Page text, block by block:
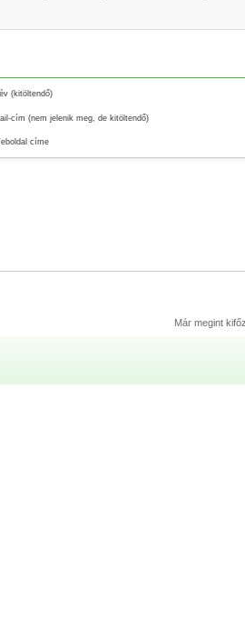
(kitöltendő)
cím (nem jelenik meg, de kitöltendő)
címe
Már megint